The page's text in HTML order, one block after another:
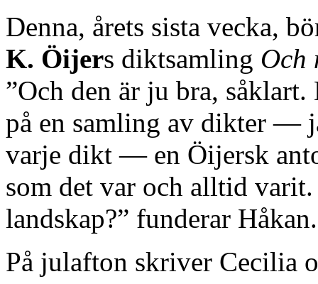
Denna, årets sista vecka,
K. Öijers diktsamling Och
”Och den är ju bra,
på en samling av dikter —
varje dikt — en Öijersk
som det var och alltid
landskap?” funderar Håkan.
På julafton skriver Cecilia